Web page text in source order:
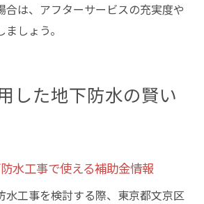
合は、アフターサービスの充実度や
しょう。
した地下防水の賢い
水工事で使える補助金情報
水工事を検討する際、東京都文京区